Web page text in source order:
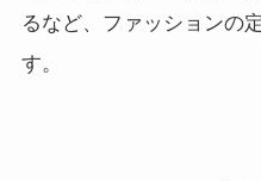
るなど、ファッションの
す。